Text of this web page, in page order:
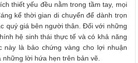
thiết yếu đều nằm trong tầm tay, mọi
kể thời gian di chuyển để dành trọn
quý giá bên người thân. Đối với những
hệ sinh thái thực tế và có khả năng
này là bảo chứng vàng cho lợi nhuận
lời hứa hẹn trên bản vẽ.